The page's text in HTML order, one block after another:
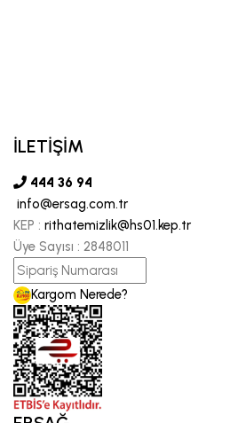
İLETİŞİM
444 36 94
info@ersag.com.tr
KEP : rithatemizlik@hs01.kep.tr
Üye Sayısı : 2848011
Kargom Nerede?